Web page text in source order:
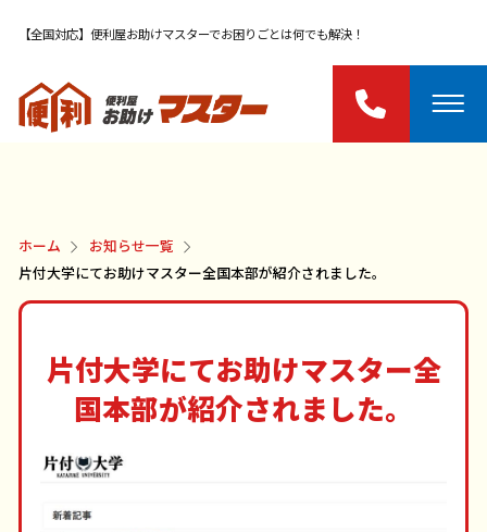
【全国対応】便利屋お助けマスターでお困りごとは何でも解決！
ホーム
お知らせ一覧
片付大学にてお助けマスター全国本部が紹介されました。
片付大学にてお助けマスター全
国本部が紹介されました。